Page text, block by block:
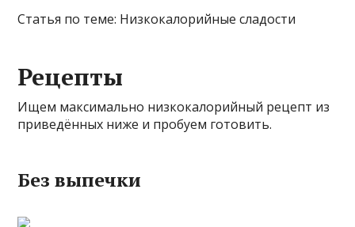
Статья по теме: Низкокалорийные сладости
Рецепты
Ищем максимально низкокалорийный рецепт из
приведённых ниже и пробуем готовить.
Без выпечки